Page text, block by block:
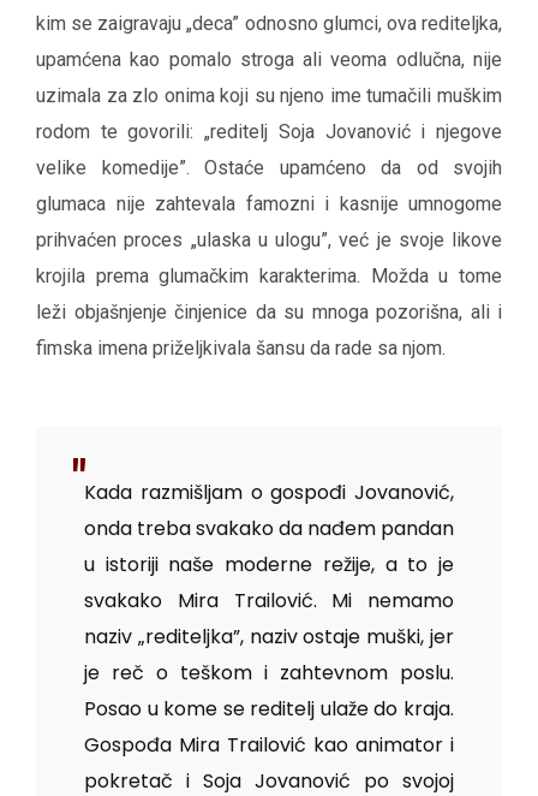
kim se zaigravaju „deca” odnosno glumci, ova rediteljka,
upamćena kao pomalo stroga ali veoma odlučna, nije
uzimala za zlo onima koji su njeno ime tumačili muškim
rodom te govorili: „reditelj Soja Jovanović i njegove
velike komedije”. Ostaće upamćeno da od svojih
glumaca nije zahtevala famozni i kasnije umnogome
prihvaćen proces „ulaska u ulogu”, već je svoje likove
krojila prema glumačkim karakterima. Možda u tome
leži objašnjenje činjenice da su mnoga pozorišna, ali i
fimska imena priželjkivala šansu da rade sa njom.
Kada razmišljam o gospođi Jovanović,
onda treba svakako da nađem pandan
u istoriji naše moderne režije, a to je
svakako Mira Trailović. Mi nemamo
naziv „rediteljka”, naziv ostaje muški, jer
je reč o teškom i zahtevnom poslu.
Posao u kome se reditelj ulaže do kraja.
Gospođa Mira Trailović kao animator i
pokretač i Soja Jovanović po svojoj